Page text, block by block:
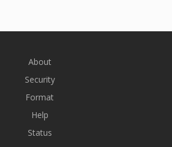
About
Security
Format
Help
Status